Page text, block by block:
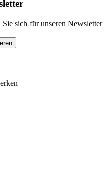
sich für unseren Newsletter